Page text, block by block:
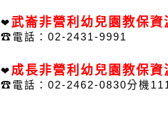
❤ 武崙非營利幼兒園教保資
☎ 電話：02-2431-9991
❤ 成長非營利幼兒園教保資
☎ 電話：02-2462-0830分機